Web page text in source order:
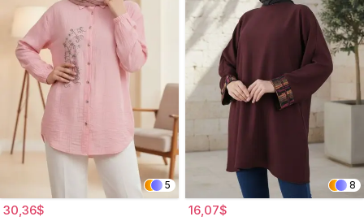
5
30,36$
8
16,07$